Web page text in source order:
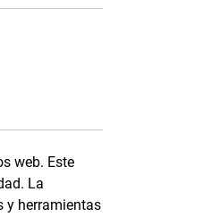
web. Este
La
y herramientas